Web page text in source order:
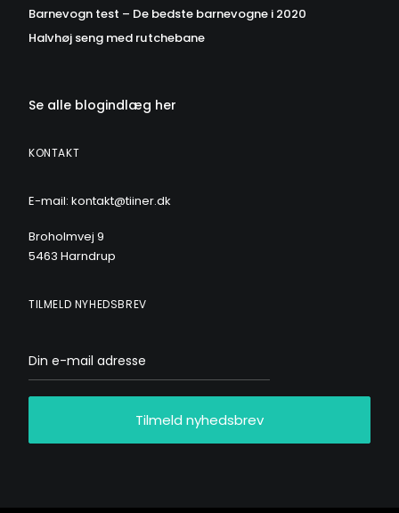
Barnevogn test – De bedste barnevogne i 2020
Halvhøj seng med rutchebane
Se alle blogindlæg her
KONTAKT
E-mail: kontakt@tiiner.dk
Broholmvej 9
5463 Harndrup
TILMELD NYHEDSBREV